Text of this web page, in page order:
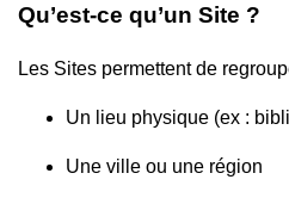
Qu’est-ce qu’un Site ?
Les Sites permettent de
Un lieu physique (ex :
Une ville ou une région